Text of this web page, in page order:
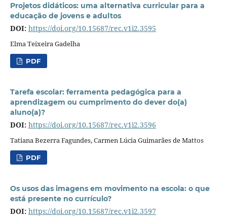
Projetos didáticos: uma alternativa curricular para a
educação de jovens e adultos
DOI: https://doi.org/10.15687/rec.v1i2.3595
Elma Teixeira Gadelha
PDF
Tarefa escolar: ferramenta pedagógica para a
aprendizagem ou cumprimento do dever do(a)
aluno(a)?
DOI: https://doi.org/10.15687/rec.v1i2.3596
Tatiana Bezerra Fagundes, Carmen Lúcia Guimarães de Mattos
PDF
Os usos das imagens em movimento na escola: o que
está presente no currículo?
DOI: https://doi.org/10.15687/rec.v1i2.3597